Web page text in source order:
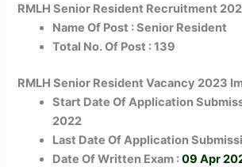
RMLH Senior Resident Recruitment
Name Of Post : Senior Resident
Total No. Of Post : 139
RMLH Senior Resident Vacancy 2023
Start Date Of Application
2022
Last Date Of Application
Date Of Written Exam :09 Apr